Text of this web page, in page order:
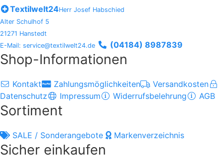
Textilwelt24Herr Josef Habschied
Alter Schulhof 5
21271 Hanstedt
E-Mail: service@textilwelt24.de
(04184) 8987839
Shop-Informationen
Kontakt Zahlungsmöglichkeiten
Versandkosten
Datenschutz
Impressum Widerrufsbelehrung AGB
Sortiment
SALE / Sonderangebote Markenverzeichnis
Sicher einkaufen